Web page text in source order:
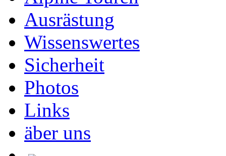
Ausrästung
Wissenswertes
Sicherheit
Photos
Links
äber uns